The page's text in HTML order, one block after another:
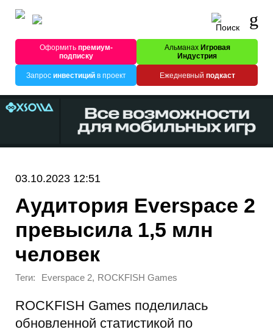
Оформитьпремиум-
подписку
Альманах Игровая
Индустрия
Запрос инвестицийв проект Ежедневный подкаст
03.10.2023 12:51
Аудитория Everspace 2
превысила 1,5 млн
человек
Теги: Everspace 2, ROCKFISH Games
ROCKFISH Games поделилась
обновленной статистикой по